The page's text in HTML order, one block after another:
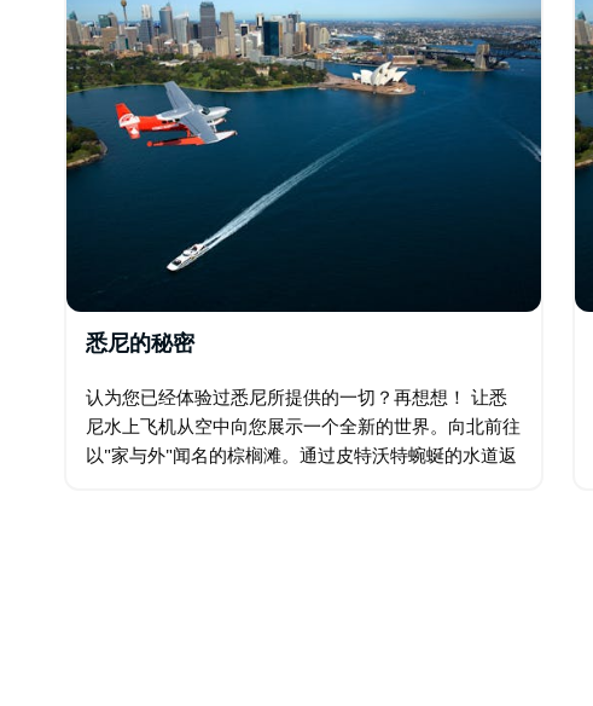
悉尼的秘密
认为您已经体验过悉尼所提供的一切？再想想！ 让悉
尼水上飞机从空中向您展示一个全新的世界。向北前往
以"家与外"闻名的棕榈滩。通过皮特沃特蜿蜒的水道返